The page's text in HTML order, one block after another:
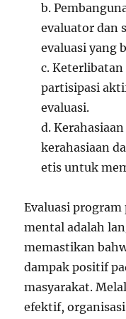
b.
evaluator dan
evaluasi yang
c.
partisipasi
evaluasi.
d.
kerahasiaan
etis untuk
Evaluasi
mental adalah
memastikan
dampak positif
masyarakat.
efektif,